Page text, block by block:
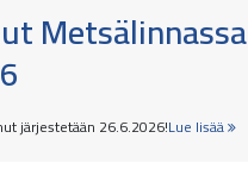
Metsälinnassa
järjestetään 26.6.2026!Lue lisää